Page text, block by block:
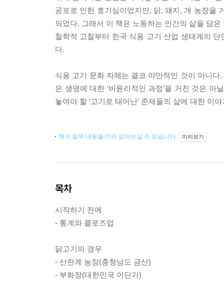
공포로 인한 호기심이었지만, 닭, 돼지, 개 농장을
되었다. 그래서 이 책은 노동하는 인간의 삶을 담
철학적 고찰부터 한국 식용 고기 산업 생태계의
다.
식용 고기 문화 자체는 결코 야만적인 것이 아니
은 생명에 대한 ‘비윤리적인 과정’을 거친 것은
놓여야 할 ‘고기로 태어난’ 존재들의 삶에 대한 이
책의 일부 내용을 미리 읽어보실 수 있습니다. 미리보기
목차
시작하기 전에
- 통계와 클로즈업
닭고기의 경우
- 산란계 농장(충청남도 금산)
- 부화장(대한민국 어딘가)